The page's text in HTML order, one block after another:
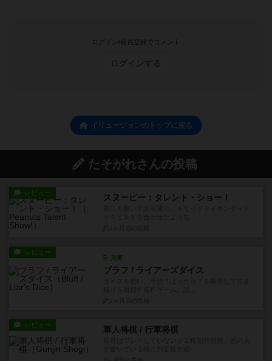
ログイン/会員登録でコメント
ログインする
イリュージョンのトップに戻る
たそがれさんの投稿
レビュー スヌーピー：タレント・ショー！
レビュー
充実
ブラフ / ライアーズダイス
レビュー 軍人将棋 / 行軍将棋